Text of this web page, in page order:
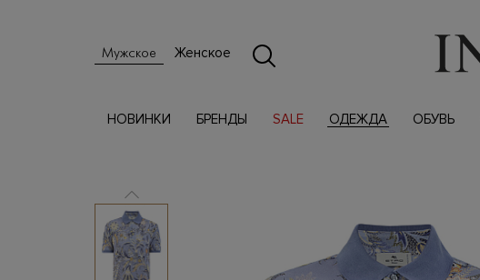
Мужское Женское
НОВИНКИ БРЕНДЫ SALE ОДЕЖДА ОБУВЬ